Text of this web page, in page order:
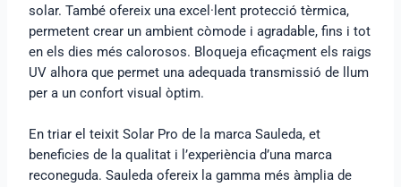
solar. També ofereix una excel·lent protecció tèrmica,
permetent crear un ambient còmode i agradable, fins i tot
en els dies més calorosos. Bloqueja eficaçment els raigs
UV alhora que permet una adequada transmissió de llum
per a un confort visual òptim.
En triar el teixit Solar Pro de la marca Sauleda, et
beneficies de la qualitat i l’experiència d’una marca
reconeguda. Sauleda ofereix la gamma més àmplia de